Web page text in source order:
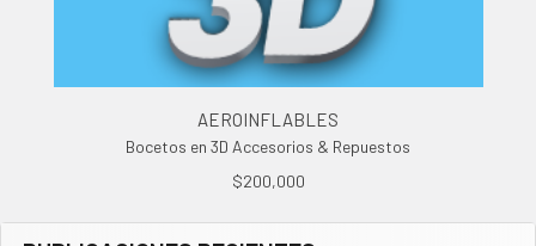
AEROINFLABLES
Bocetos en 3D Accesorios & Repuestos
$200,000